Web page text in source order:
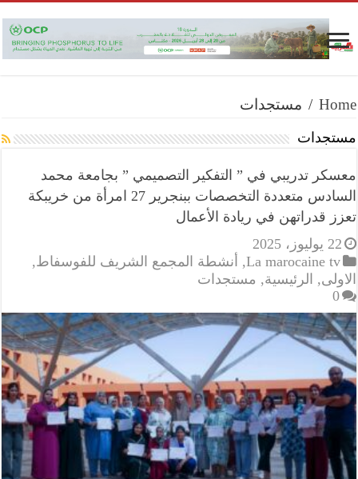
Home
/ مستجدات
مستجدات
معسكر تدريبي في ” التفكير التصميمي ” بجامعة محمد
السادس متعددة التخصصات ببنجرير 27 امرأة من خريبكة
تعزز قدراتهن في ريادة الأعمال
22 يوليوز، 2025
La marocaine tv
, أنشطة المجمع الشريف للفوسفاط,
الاولى, الرئيسية, مستجدات
0